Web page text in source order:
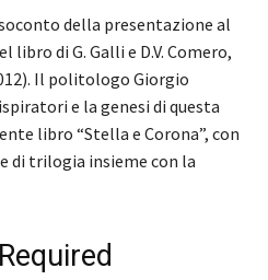
della presentazione al
libro di G. Galli e D.V. Comero,
Il politologo Giorgio
e la genesi di questa
libro “Stella e Corona”, con
di trilogia insieme con la